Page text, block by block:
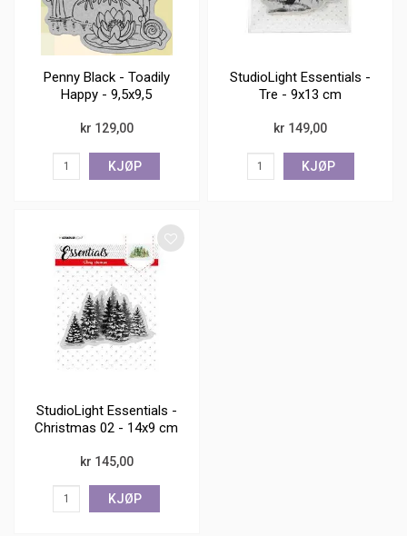
Penny Black - Toadily
Happy - 9,5x9,5
kr 129,00
KJØP
StudioLight Essentials -
Tre - 9x13 cm
kr 149,00
KJØP
StudioLight Essentials -
Christmas 02 - 14x9 cm
kr 145,00
KJØP